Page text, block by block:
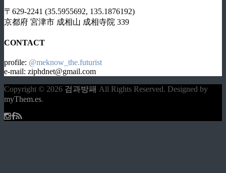
〒629-2241 (35.5955692, 135.1876192)
京都府 宮津市 成相山 成相寺院 339
CONTACT
profile: @meknow_the.futurist
e-mail: ziphdnet@gmail.com
Copyright © 2026 검과방패 All Rights Reserved. Designed by
myThem.es.